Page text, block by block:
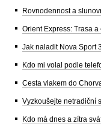
Rovnodennost a
Orient Express: Trasa
Jak naladit Nova Sport
Kdo mi volal podle
Cesta vlakem do
Vyzkoušejte netradiční
Kdo má dnes a zítra